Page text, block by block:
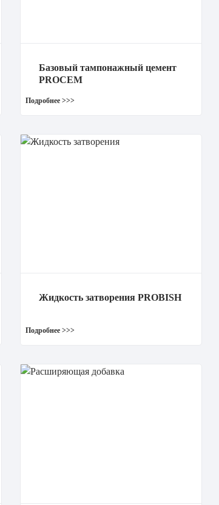
Базовый тампонажный цемент
PROCEM
Жидкость затворения PROBISH